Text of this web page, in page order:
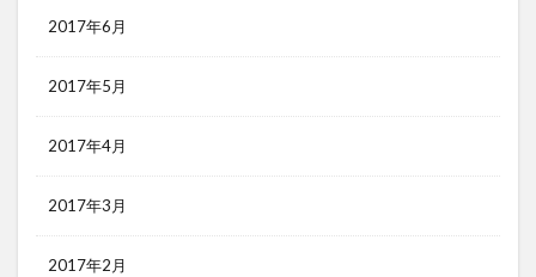
2017年6月
2017年5月
2017年4月
2017年3月
2017年2月